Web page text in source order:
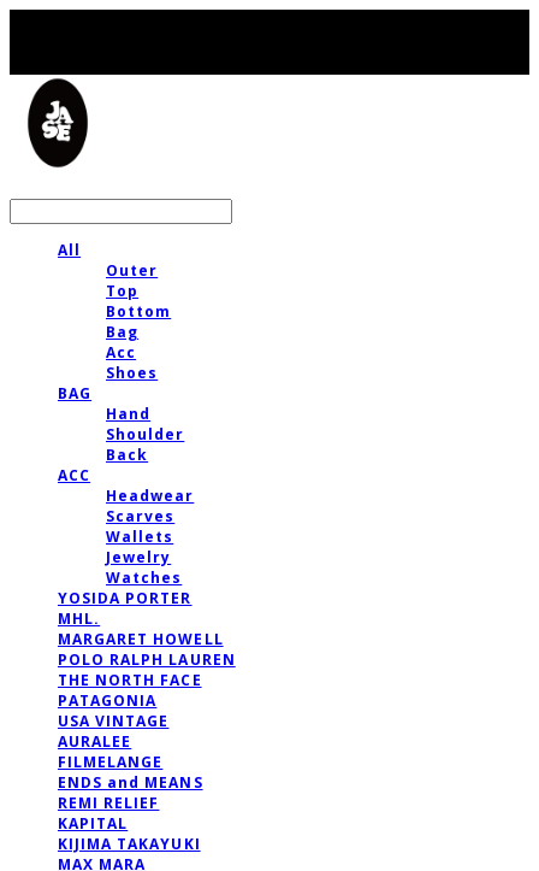
All
Outer
Top
Bottom
Bag
Acc
Shoes
BAG
Hand
Shoulder
Back
ACC
Headwear
Scarves
Wallets
Jewelry
Watches
YOSIDA PORTER
MHL.
MARGARET HOWELL
POLO RALPH LAUREN
THE NORTH FACE
PATAGONIA
USA VINTAGE
AURALEE
FILMELANGE
ENDS and MEANS
REMI RELIEF
KAPITAL
KIJIMA TAKAYUKI
MAX MARA